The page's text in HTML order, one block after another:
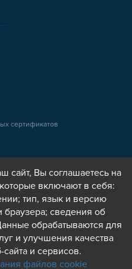
сертификатов
сайт, Вы соглашаетесь на
включают в себя:
тип, язык и версию
сведения об
обрабатываются для
и улучшения качества
и сервисов.
файлов cookie